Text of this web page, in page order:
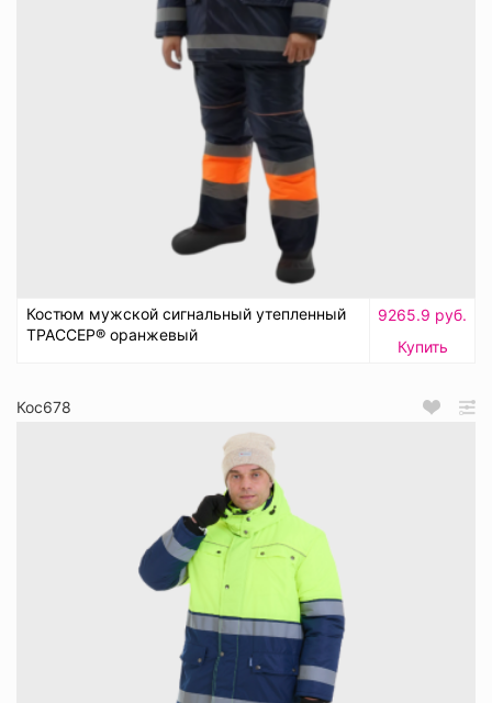
Костюм мужской сигнальный утепленный
ТРАССЕР® оранжевый
9265.9 руб.
Купить
Кос678